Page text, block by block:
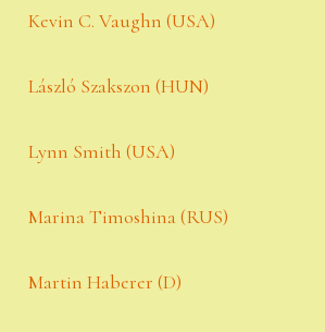
Kevin C. Vaughn (USA)
László Szakszon (HUN)
Lynn Smith (USA)
Marina Timoshina (RUS)
Martin Haberer (D)